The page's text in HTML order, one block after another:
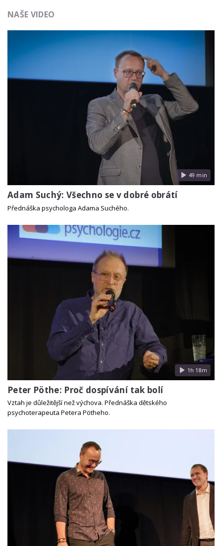
NAŠE VIDEO
49 min
Adam Suchý: Všechno se v dobré obrátí
Přednáška psychologa Adama Suchého.
1h 18m
Peter Pöthe: Proč dospívání tak bolí
Vztah je důležitější než výchova. Přednáška dětského
psychoterapeuta Petera Pötheho.